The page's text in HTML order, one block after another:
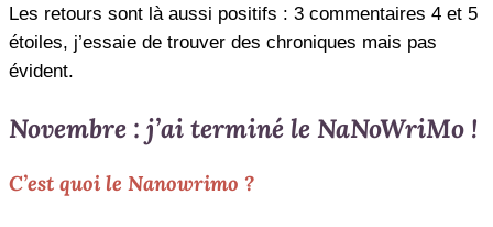
Les retours sont là aussi positifs : 3 commentaires 4 et 5
étoiles, j’essaie de trouver des chroniques mais pas
évident.
Novembre : j’ai terminé le NaNoWriMo !
C’est quoi le Nanowrimo ?